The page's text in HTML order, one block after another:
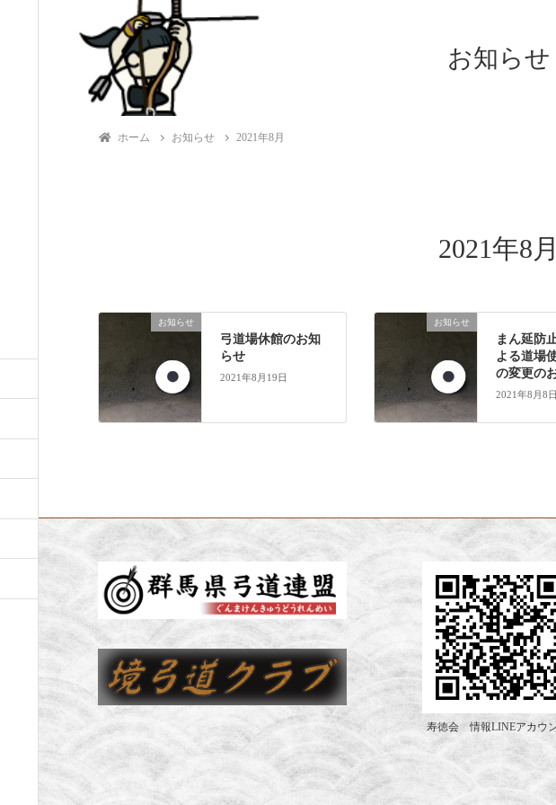
お知らせ
ホーム お知らせ 2021年8月
2021年8
お知らせ
弓道場休館のお知
らせ
2021年8月19日
お知らせ
まん延防
よる道場
の変更の
2021年8月8
寿徳会 情報LINEアカウ